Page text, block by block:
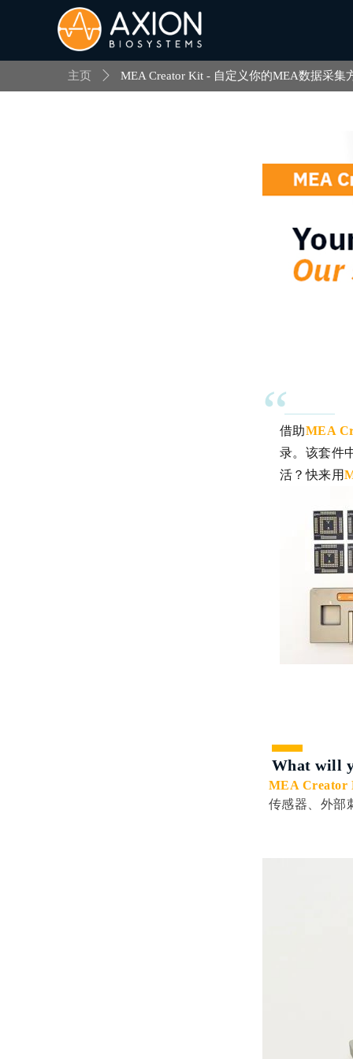
“借助MEA
录。该套件
活？快来用
What will
MEA Creator
传感器、外部
主页 ꄲ MEA Creator Kit - 自定义你的MEA数据采集